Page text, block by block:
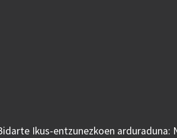
Ikus-entzunezkoen arduraduna: